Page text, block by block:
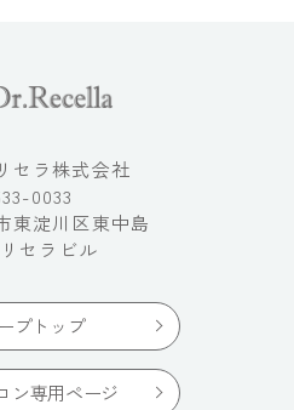
セラ株式会社
0033
東淀川区東中島
セラビル
プトップ
ン専用ページ